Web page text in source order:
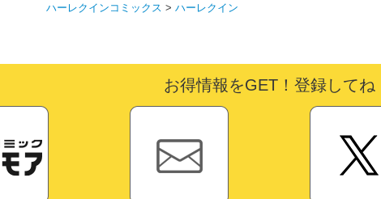
ハーレクインコミックス > ハーレクイン
お得情報をGET！登録してね